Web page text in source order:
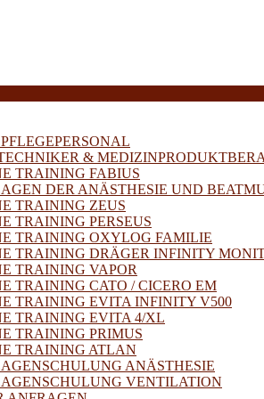
&
TRAINING FABIUS
DER ANÄSTHESIE UND
TRAINING ZEUS
TRAINING PERSEUS
TRAINING OXYLOG FAMILIE
TRAINING DRÄGER INFINITY
TRAINING VAPOR
TRAINING CATO / CICERO EM
TRAINING EVITA INFINITY V500
TRAINING EVITA 4/XL
TRAINING PRIMUS
TRAINING ATLAN
ANÄSTHESIE
VENTILATION